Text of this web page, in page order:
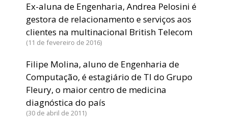
Ex-aluna de Engenharia, Andrea Pelosini é
gestora de relacionamento e serviços aos
clientes na multinacional British Telecom
11 de fevereiro de 2016
Filipe Molina, aluno de Engenharia de
Computação, é estagiário de TI do Grupo
Fleury, o maior centro de medicina
diagnóstica do país
30 de abril de 2011